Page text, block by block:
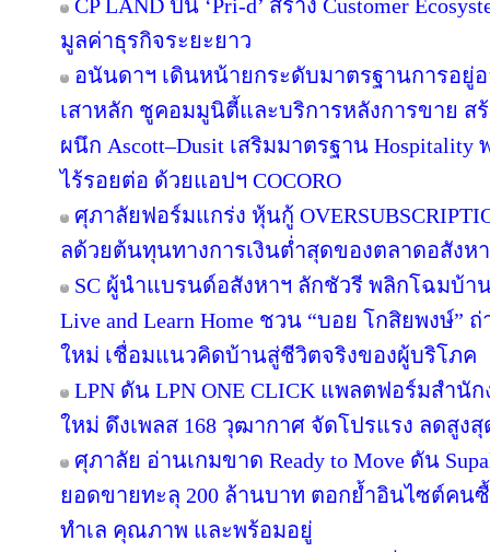
CP LAND ปั้น ‘Pri-d’ สร้าง Customer
มูลค่าธุรกิจระยะยาว
อนันดาฯ เดินหน้ายกระดับมาตรฐานการอยู่อ
เสาหลัก ชูคอมมูนิตี้และบริการหลังการขาย สร้
ผนึก Ascott–Dusit เสริมมาตรฐาน
ไร้รอยต่อ ด้วยแอปฯ COCORO
ศุภาลัยฟอร์มแกร่ง หุ้นกู้
ลด้วยต้นทุนทางการเงินต่ำสุดของตลาดอสังห
SC ผู้นำแบรนด์อสังหาฯ ลักชัวรี พลิกโฉมบ้า
Live and Learn Home ชวน “บอย โกสิยพงษ์”
ใหม่ เชื่อมแนวคิดบ้านสู่ชีวิตจริงของผู้บริโภค
LPN ดัน LPN ONE CLICK แพลตฟอร์มสำนั
ใหม่ ดึงเพลส 168 วุฒากาศ จัดโปรแรง ลดสูงสุ
ศุภาลัย อ่านเกมขาด Ready to Move ดัน
ยอดขายทะลุ 200 ล้านบาท ตอกย้ำอินไซต์คน
ทำเล คุณภาพ และพร้อมอยู่